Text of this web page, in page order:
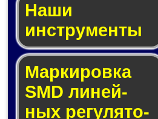
Наши
инструменты
Маркировка
SMD ли­ней­
ных ре­гу­ля­то­